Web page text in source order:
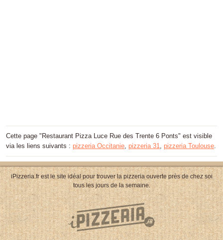
Cette page "Restaurant Pizza Luce Rue des Trente 6 Ponts" est visible
via les liens suivants : pizzeria Occitanie pizzeria 31 pizzeria Toulouse
iPizzeria.fr est le site idéal pour trouver la pizzeria ouverte près de chez soi
tous les jours de la semaine.